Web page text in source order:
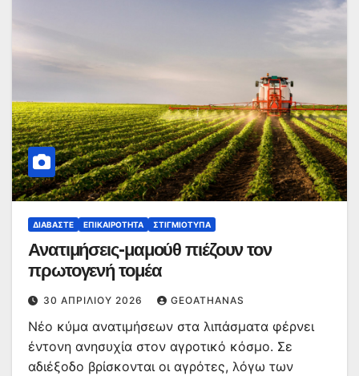
ΔΙΑΒΆΣΤΕ ΕΠΙΚΑΙΡΌΤΗΤΑ ΣΤΙΓΜΙΌΤΥΠΑ
Ανατιμήσεις-μαμούθ πιέζουν τον
πρωτογενή τομέα
30 ΑΠΡΙΛΊΟΥ 2026 GEOATHANAS
Νέο κύμα ανατιμήσεων στα λιπάσματα φέρνει
έντονη ανησυχία στον αγροτικό κόσμο. Σε
αδιέξοδο βρίσκονται οι αγρότες, λόγω των